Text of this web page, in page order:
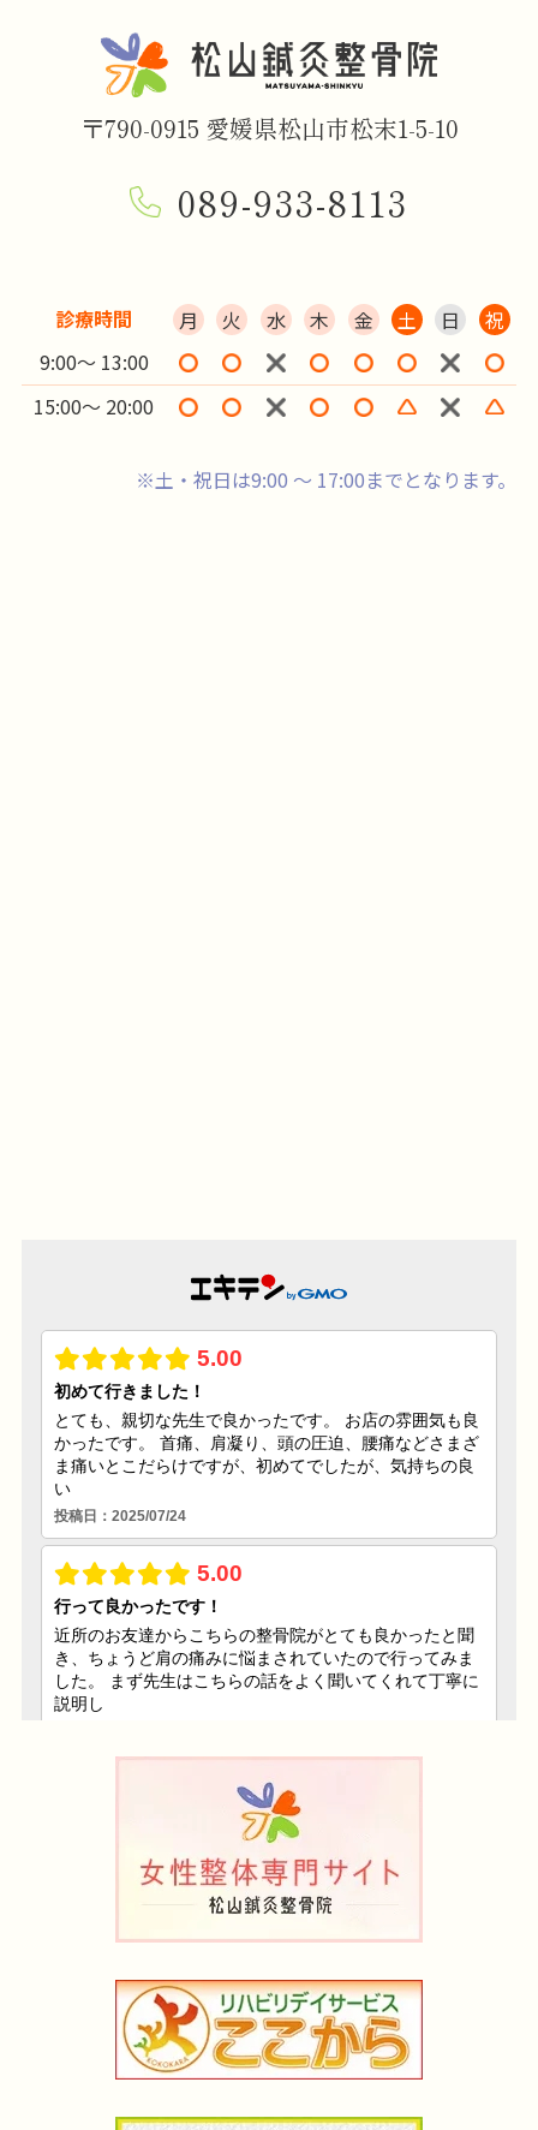
〒790-0915 愛媛県松山市松末1-5-10
089-933-8113
診療時間 月 火 水 木 金 土 日
祝
9:00～ 13:00
15:00～ 20:00
※土・祝日は9:00 ～ 17:00までとなります。